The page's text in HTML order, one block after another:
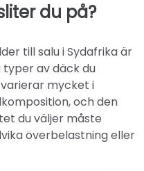
du på?
till salu i Sydafrika är
av däck du
mycket i
och den
du väljer måste
överbelastning eller